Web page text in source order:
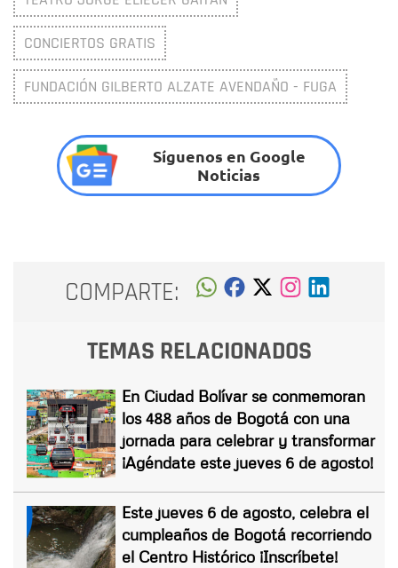
CONCIERTOS GRATIS
FUNDACIÓN GILBERTO ALZATE AVENDAÑO - FUGA
Síguenos en Google
Noticias
COMPARTE:
TEMAS RELACIONADOS
En Ciudad Bolívar se conmemoran
los 488 años de Bogotá con una
jornada para celebrar y transformar
¡Agéndate este jueves 6 de agosto!
Este jueves 6 de agosto, celebra el
cumpleaños de Bogotá recorriendo
el Centro Histórico ¡Inscríbete!